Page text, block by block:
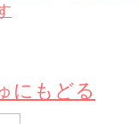
にもどる